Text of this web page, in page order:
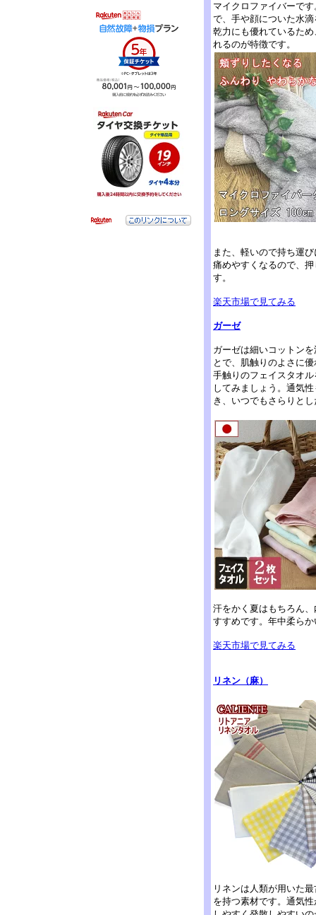
マイクロファイバーで
で、手や顔についた水
乾力にも優れているた
れるのが特徴です。
また、軽いので持ち運
痛めやすくなるので、
す。
楽天市場で見てみる
ガーゼ
ガーゼは細いコットン
とで、肌触りのよさに
手触りのフェイスタオ
してみましょう。通気
き、いつでもさらりと
汗をかく夏はもちろん
すすめです。年中柔ら
楽天市場で見てみる
リネン（麻）
リネンは人類が用いた
を持つ素材です。通気